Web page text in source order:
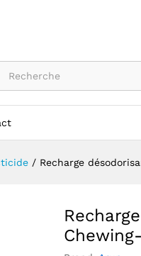
/ Recharge